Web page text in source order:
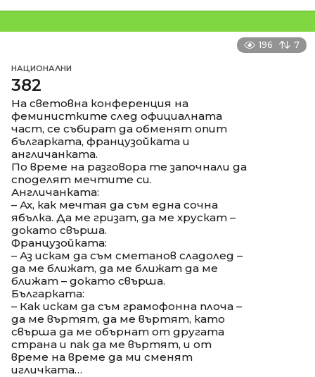
196 7
НАЦИОНАЛНИ
382
На световна конференция на
феминистките след официалната
част, се събират да обменят опит
българката, французойката и
англичанката.
По време на разговора те започнали да
споделят мечтите си.
Англичанката:
– Ах, как мечтая да съм една сочна
ябълка. Да ме гризат, да ме хрускат –
докато свърша.
Французойката:
– Аз искам да съм сметанов сладолед –
да ме ближат, да ме ближат да ме
ближат – докато свърша.
Българката:
– Как искам да съм грамофонна плоча –
да ме въртят, да ме въртят, като
свърша да ме обърнат от другата
страна и пак да ме въртят, и от
време на време да ми сменят
игличката…